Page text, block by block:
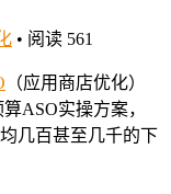
• 阅读 561
（应用商店优化）
ASO实操方案，
几百甚至几千的下